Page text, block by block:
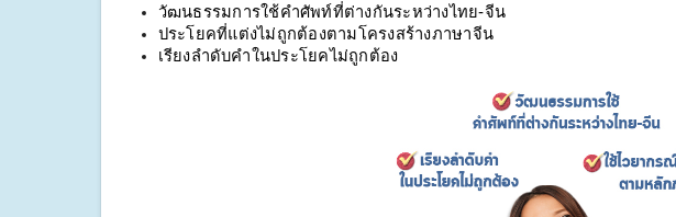
วัฒนธรรมการใช้คำศัพท์ที่ต่างกันระหว่างไทย-จีน
ประโยคที่แต่งไม่ถูกต้องตามโครงสร้างภาษาจีน
เรียงลำดับคำในประโยคไม่ถูกต้อง